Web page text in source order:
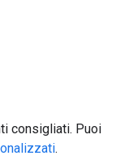
consigliati. Puoi
.